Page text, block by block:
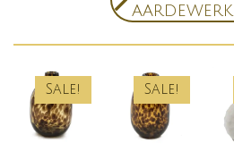
Sale! Sale!